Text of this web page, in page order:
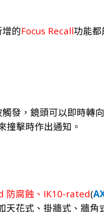
增的Focus Recall功能都
發，鏡頭可以即時轉
撞擊時作出通知。
防腐蝕、 IK10-rated(
天花式、掛牆式、牆角